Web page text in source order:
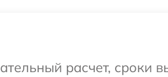
расчет, сроки